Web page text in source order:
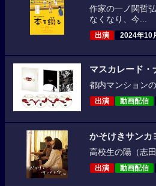
作家の一ノ関哲
なくなり、今...
出演 2024年10
マスカレード・
都内マンション
出演 動画配信
かそけきサンカ
高校生の陽（志
出演 動画配信